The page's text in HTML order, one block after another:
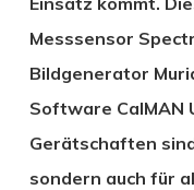
Messsensor
Bildgenerator
Software CalMAN
Gerätschaften
sondern auch für